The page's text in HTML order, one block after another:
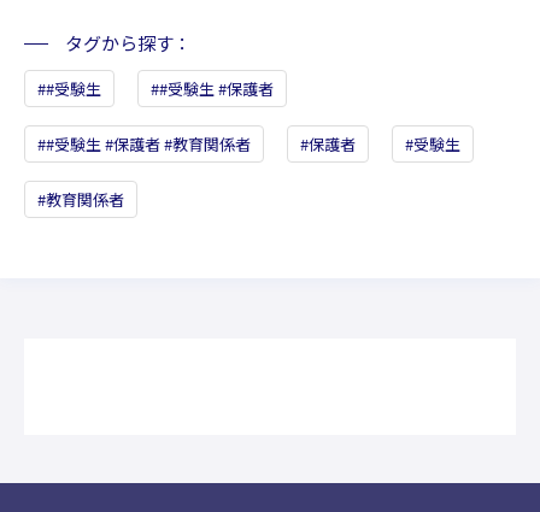
タグから探す
#受験生 #受験生 #保護者
#受験生 #保護者 #教育関係者 保護者 受験生
教育関係者